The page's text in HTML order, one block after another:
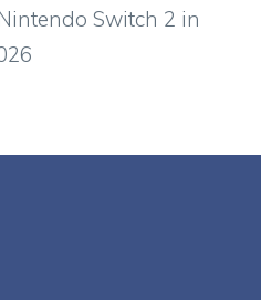
Switch 2 in